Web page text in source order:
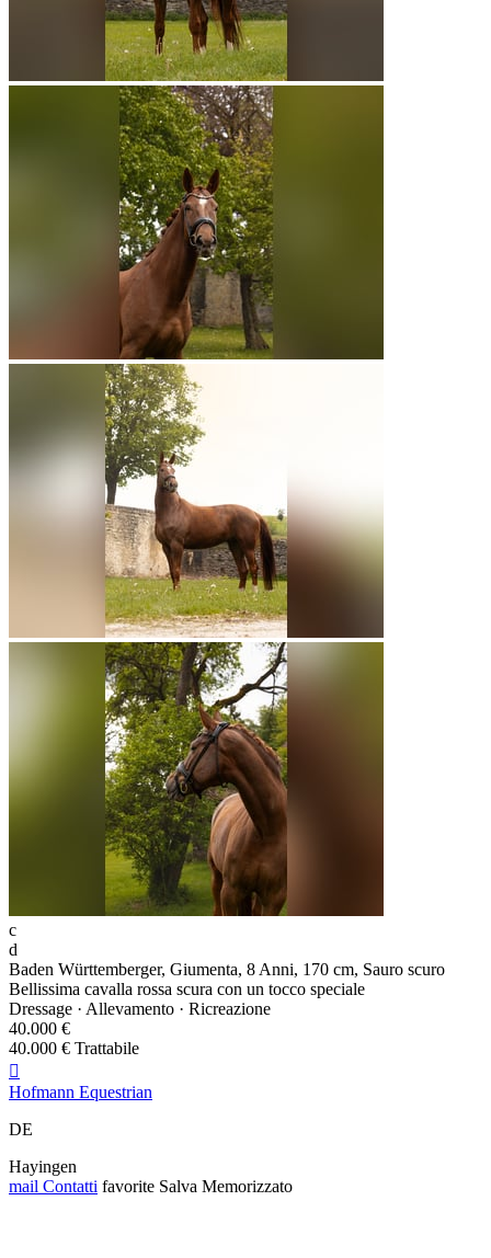
c
d
Baden Württemberger, Giumenta, 8 Anni, 170 cm, Sauro scuro
Bellissima cavalla rossa scura con un tocco speciale
Dressage · Allevamento · Ricreazione
40.000 €
40.000 € Trattabile

Hofmann Equestrian
DE
Hayingen
mail Contatti favorite Salva Memorizzato